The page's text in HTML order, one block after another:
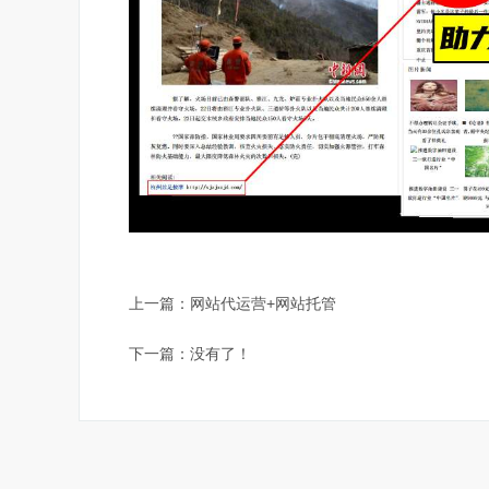
上一篇： 网站代运营+网站托管
下一篇：没有了！